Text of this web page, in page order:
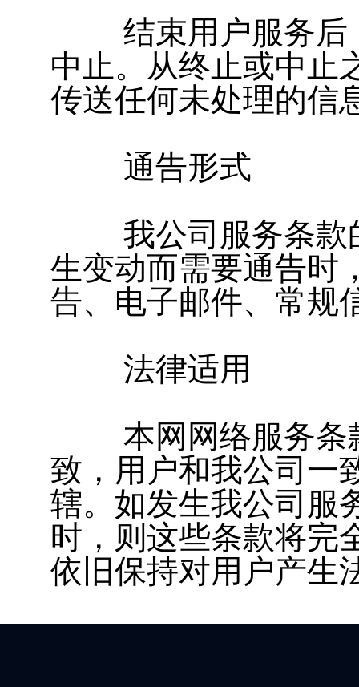
结束用户服务后，
中止。从终止或中止
传送任何未处理的信
通告形式
我公司服务条款的
生变动而需要通告时
告、电子邮件、常规
法律适用
本网网络服务条款
致，用户和我公司一
辖。如发生我公司服
时，则这些条款将完
依旧保持对用户产生